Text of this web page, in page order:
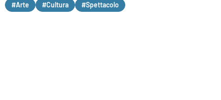
#Arte #Cultura #Spettacolo